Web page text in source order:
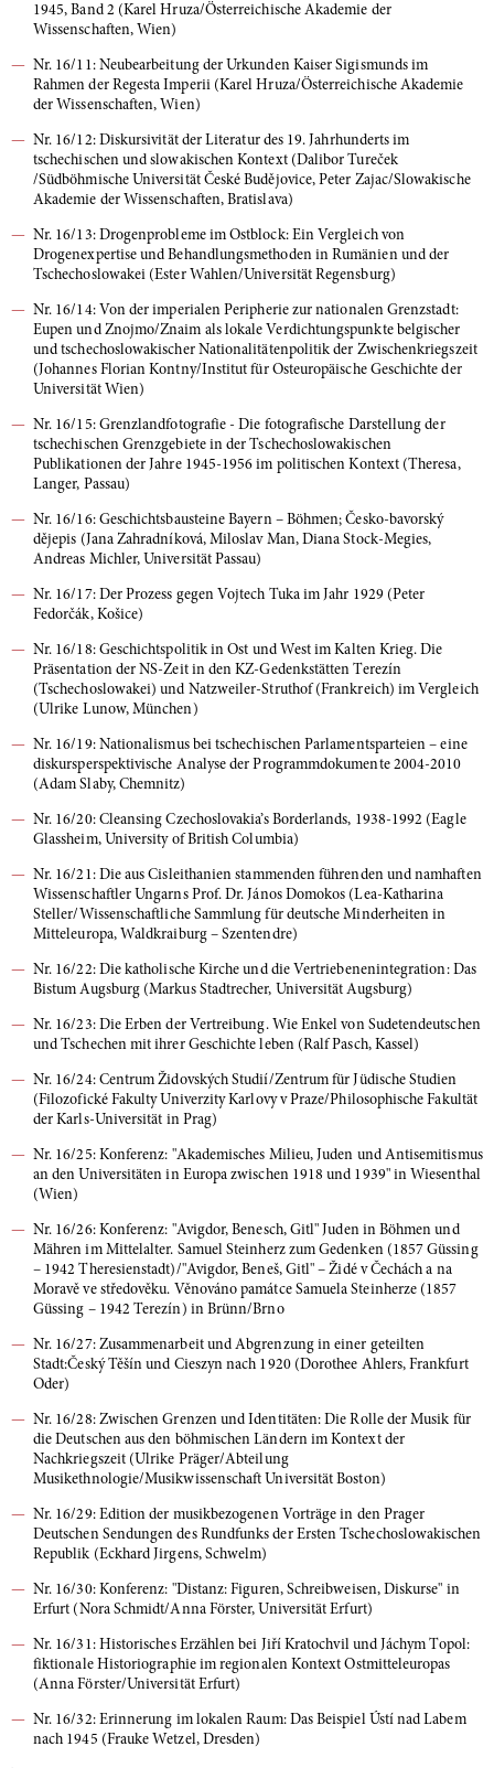
1945, Band 2 (Karel Hruza/Österreichische Akademie der
Wissenschaften, Wien)
Nr. 16/11: Neubearbeitung der Urkunden Kaiser Sigismunds im
Rahmen der Regesta Imperii (Karel Hruza/Österreichische Akademie
der Wissenschaften, Wien)
Nr. 16/12: Diskursivität der Literatur des 19. Jahrhunderts im
tschechischen und slowakischen Kontext (Dalibor Tureček
/Südböhmische Universität České Budějovice, Peter Zajac/Slowakische
Akademie der Wissenschaften, Bratislava)
Nr. 16/13: Drogenprobleme im Ostblock: Ein Vergleich von
Drogenexpertise und Behandlungsmethoden in Rumänien und der
Tschechoslowakei (Ester Wahlen/Universität Regensburg)
Nr. 16/14: Von der imperialen Peripherie zur nationalen Grenzstadt:
Eupen und Znojmo/Znaim als lokale Verdichtungspunkte belgischer
und tschechoslowakischer Nationalitätenpolitik der Zwischenkriegszeit
(Johannes Florian Kontny/Institut für Osteuropäische Geschichte der
Universität Wien)
Nr. 16/15: Grenzlandfotografie - Die fotografische Darstellung der
tschechischen Grenzgebiete in der Tschechoslowakischen
Publikationen der Jahre 1945-1956 im politischen Kontext (Theresa,
Langer, Passau)
Nr. 16/16: Geschichtsbausteine Bayern – Böhmen; Česko-bavorský
dějepis (Jana Zahradníková, Miloslav Man, Diana Stock-Megies,
Andreas Michler, Universität Passau)
Nr. 16/17: Der Prozess gegen Vojtech Tuka im Jahr 1929 (Peter
Fedorčák, Košice)
Nr. 16/18: Geschichtspolitik in Ost und West im Kalten Krieg. Die
Präsentation der NS-Zeit in den KZ-Gedenkstätten Terezín
(Tschechoslowakei) und Natzweiler-Struthof (Frankreich) im Vergleich
(Ulrike Lunow, München)
Nr. 16/19: Nationalismus bei tschechischen Parlamentsparteien – eine
diskursperspektivische Analyse der Programmdokumente 2004-2010
(Adam Slaby, Chemnitz)
Nr. 16/20: Cleansing Czechoslovakia’s Borderlands, 1938-1992 (Eagle
Glassheim, University of British Columbia)
Nr. 16/21: Die aus Cisleithanien stammenden führenden und namhaften
Wissenschaftler Ungarns Prof. Dr. János Domokos (Lea-Katharina
Steller/Wissenschaftliche Sammlung für deutsche Minderheiten in
Mitteleuropa, Waldkraiburg – Szentendre)
Nr. 16/22: Die katholische Kirche und die Vertriebenenintegration: Das
Bistum Augsburg (Markus Stadtrecher, Universität Augsburg)
Nr. 16/23: Die Erben der Vertreibung. Wie Enkel von Sudetendeutschen
und Tschechen mit ihrer Geschichte leben (Ralf Pasch, Kassel)
Nr. 16/24: Centrum Židovských Studií/Zentrum für Jüdische Studien
(Filozofické Fakulty Univerzity Karlovy v Praze/Philosophische Fakultät
der Karls-Universität in Prag)
Nr. 16/25: Konferenz: "Akademisches Milieu, Juden und Antisemitismus
an den Universitäten in Europa zwischen 1918 und 1939" in Wiesenthal
(Wien)
Nr. 16/26: Konferenz: "Avigdor, Benesch, Gitl" Juden in Böhmen und
Mähren im Mittelalter. Samuel Steinherz zum Gedenken (1857 Güssing
– 1942 Theresienstadt)/"Avigdor, Beneš, Gitl" – Židé v Čechách a na
Moravě ve středověku. Věnováno památce Samuela Steinherze (1857
Güssing – 1942 Terezín) in Brünn/Brno
Nr. 16/27: Zusammenarbeit und Abgrenzung in einer geteilten
Stadt:Český Těšín und Cieszyn nach 1920 (Dorothee Ahlers, Frankfurt
Oder)
Nr. 16/28: Zwischen Grenzen und Identitäten: Die Rolle der Musik für
die Deutschen aus den böhmischen Ländern im Kontext der
Nachkriegszeit (Ulrike Präger/Abteilung
Musikethnologie/Musikwissenschaft Universität Boston)
Nr. 16/29: Edition der musikbezogenen Vorträge in den Prager
Deutschen Sendungen des Rundfunks der Ersten Tschechoslowakischen
Republik (Eckhard Jirgens, Schwelm)
Nr. 16/30: Konferenz: "Distanz: Figuren, Schreibweisen, Diskurse" in
Erfurt (Nora Schmidt/Anna Förster, Universität Erfurt)
Nr. 16/31: Historisches Erzählen bei Jiří Kratochvil und Jáchym Topol:
fiktionale Historiographie im regionalen Kontext Ostmitteleuropas
(Anna Förster/Universität Erfurt)
Nr. 16/32: Erinnerung im lokalen Raum: Das Beispiel Ústí nad Labem
nach 1945 (Frauke Wetzel, Dresden)